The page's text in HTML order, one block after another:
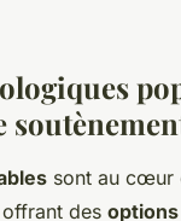
sont au cœur
des